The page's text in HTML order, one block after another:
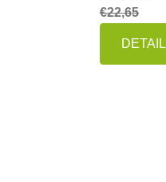
€22,65
DETAIL